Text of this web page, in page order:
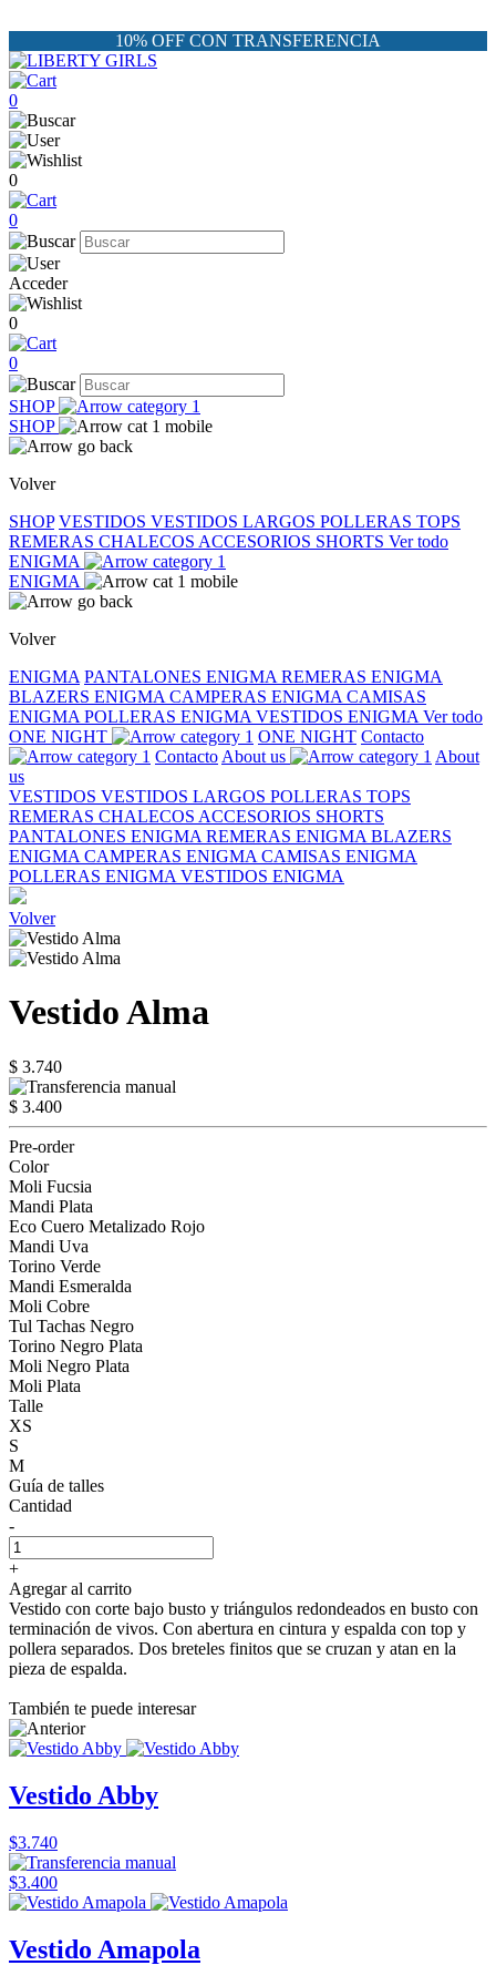
10% OFF CON TRANSFERENCIA
0
0
0
Acceder
0
0
SHOP
SHOP
Volver
SHOP VESTIDOS VESTIDOS LARGOS POLLERAS TOPS
REMERAS CHALECOS ACCESORIOS SHORTS Ver todo
ENIGMA
ENIGMA
Volver
ENIGMA PANTALONES ENIGMA REMERAS ENIGMA
BLAZERS ENIGMA CAMPERAS ENIGMA CAMISAS
ENIGMA POLLERAS ENIGMA VESTIDOS ENIGMA Ver todo
ONE NIGHT
ONE NIGHT Contacto
Contacto About us
About
us
VESTIDOS VESTIDOS LARGOS POLLERAS TOPS
REMERAS CHALECOS ACCESORIOS SHORTS
PANTALONES ENIGMA REMERAS ENIGMA BLAZERS
ENIGMA CAMPERAS ENIGMA CAMISAS ENIGMA
POLLERAS ENIGMA VESTIDOS ENIGMA
Volver
Vestido Alma
$ 3.740
$ 3.400
Pre-order
Color
Moli Fucsia
Mandi Plata
Eco Cuero Metalizado Rojo
Mandi Uva
Torino Verde
Mandi Esmeralda
Moli Cobre
Tul Tachas Negro
Torino Negro Plata
Moli Negro Plata
Moli Plata
Talle
XS
S
M
Guía de talles
Cantidad
-
+
Agregar al carrito
Vestido con corte bajo busto y triángulos redondeados en busto con
terminación de vivos. Con abertura en cintura y espalda con top y
pollera separados. Dos breteles finitos que se cruzan y atan en la
pieza de espalda.
También te puede interesar
Vestido Abby
$3.740
$3.400
Vestido Amapola